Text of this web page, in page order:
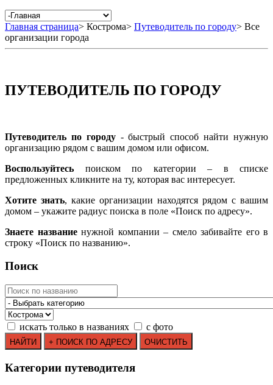
Главная страница> Кострома> Путеводитель по городу> Все
организации города
ПУТЕВОДИТЕЛЬ ПО ГОРОДУ
Путеводитель по городу- быстрый способ найти нужную
организацию рядом с вашим домом или офисом.
Воспользуйтесь поиском по категории – в списке
предложенных кликните на ту, которая вас интересует.
Хотите знать, какие организации находятся рядом с вашим
домом – укажите радиус поиска в поле «Поиск по адресу».
Знаете названиенужной компании – смело забивайте его в
строку «Поиск по названию».
Поиск
искать только в названиях с фото
Категории путеводителя